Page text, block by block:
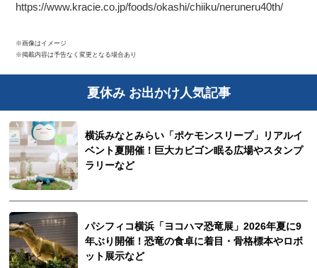
https://www.kracie.co.jp/foods/okashi/chiiku/neruneru40th/
※画像はイメージ
※掲載内容は予告なく変更となる場合あり
夏休み お出かけ人気記事
横浜みなとみらい「ポケモンスリープ」リアルイ
ベント夏開催！巨大カビゴン眠る広場やスタンプ
ラリーなど
パシフィコ横浜「ヨコハマ恐竜展」2026年夏に9
年ぶり開催！恐竜の食卓に着目・骨格標本やロボ
ット展示など